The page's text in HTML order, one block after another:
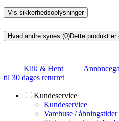
Vis sikkerhedsoplysninger
Hvad andre synes (0)Dette produkt
Klik & Hent
til 30 dages returret
Kundeservice
Kundeservice
Varehuse / åbningstider